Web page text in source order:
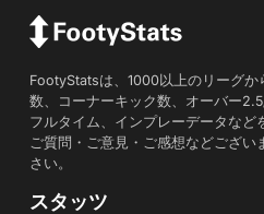
FootyStatsは、1000以上のリーグか
数、コーナーキック数、オーバー
フルタイム、インプレーデータなど
ご質問・ご意見・ご感想などござ
さい。
スタッツ